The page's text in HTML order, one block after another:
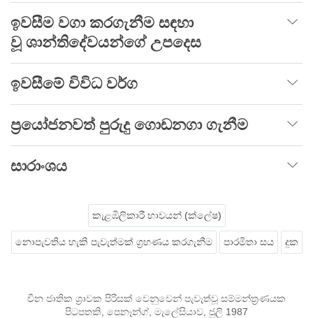
ඉවසීම වගා කරගැනීම සඳහා
වූ ශාන්තිදේවයන්ගේ උපදෙස
ඉවසීමේ විවිධ වර්ග
ප්‍රයෝජනවත් පුරුදු ගොඩනගා ගැනීම
සාරාංශය
කැළඹිලිකාරී භාවයන් (ක්ලේෂ)
නොපැවතිය හැකි පැවැත්මක් ග්‍රහණය කරගැනීම පාරමිතා සය දුක
චීන ජාතික ශ්‍රාවක පිරිසක් වෙනුවෙන් පැවැත්වූ සම්මන්ත්‍රණයක
පිටපතකි, පෙනෑන්ග්, මැලේසියාව, ජුලි 1987